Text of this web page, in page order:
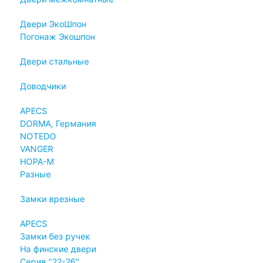
Двери ЭкоШпон
Погонаж Экошпон
Двери стальные
Доводчики
APECS
DORMA, Германия
NOTEDO
VANGER
НОРА-М
Разные
Замки врезные
APECS
Замки без ручек
На финские двери